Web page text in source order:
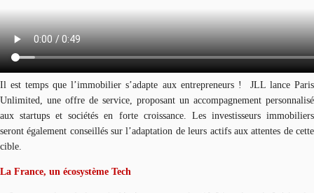
Il est temps que l’immobilier s’adapte aux entrepreneurs ! JLL lance Paris
Unlimited, une offre de service, proposant un accompagnement personnalisé
aux startups et sociétés en forte croissance. Les investisseurs immobiliers
seront également conseillés sur l’adaptation de leurs actifs aux attentes de cette
cible.
La France, un écosystème Tech